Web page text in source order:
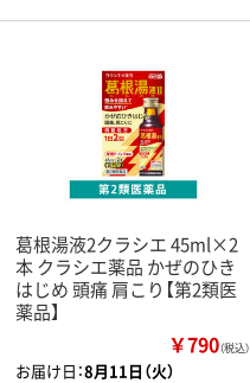
葛根湯液2クラシエ 45ml×2
本 クラシエ薬品 かぜのひき
はじめ 頭痛 肩こり【第2類医
薬品】
￥790（税込）
お届け日：8月11日（火）